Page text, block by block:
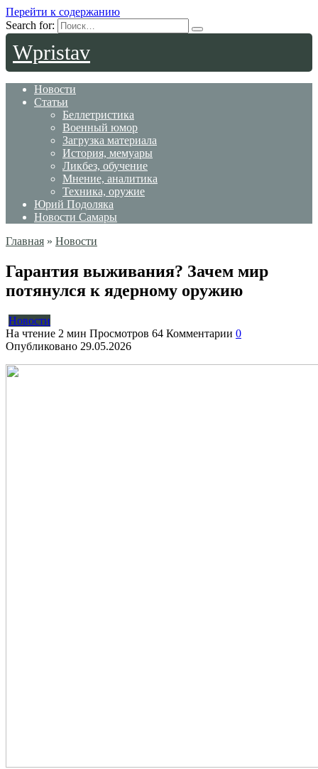
Перейти к содержанию
Search for:
Wpristav
Новости
Статьи
Беллетристика
Военный юмор
Загрузка материала
История, мемуары
Ликбез, обучение
Мнение, аналитика
Техника, оружие
Юрий Подоляка
Новости Самары
Главная » Новости
Гарантия выживания? Зачем мир
потянулся к ядерному оружию
Новости
На чтение 2 мин Просмотров 64 Комментарии 0
Опубликовано 29.05.2026